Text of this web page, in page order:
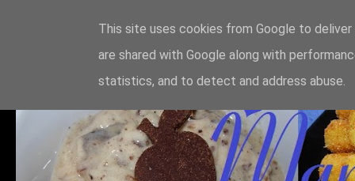
This site uses cookies from Google to
are shared with Google along with
statistics, and to detect and address abuse.